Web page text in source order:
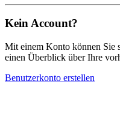
Kein Account?
Mit einem Konto können Sie
einen Überblick über Ihre
Benutzerkonto erstellen